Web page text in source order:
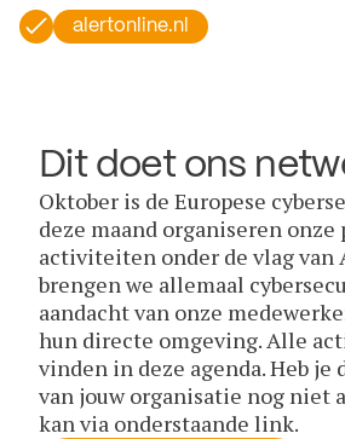
alertonline.nl
Dit doet ons
Oktober is de Europese
deze maand organiseren onze
activiteiten onder de vlag van
brengen we allemaal
aandacht van onze
hun directe omgeving. Alle
vinden in deze agenda. Heb
van jouw organisatie nog niet
kan via onderstaande link.